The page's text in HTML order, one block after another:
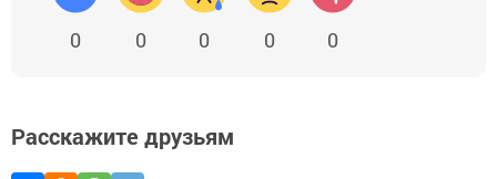
0 0 0 0 0
Расскажите друзьям